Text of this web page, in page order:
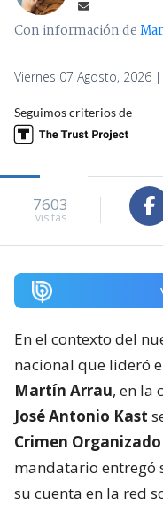
Con información de
Viernes 07 Agosto, 2026
Seguimos criterios de
7603
visitas
En el contexto del
nacional que lideró
Martín Arrau, en la
José Antonio Kast
Crimen
mandatario entregó
su cuenta en la red